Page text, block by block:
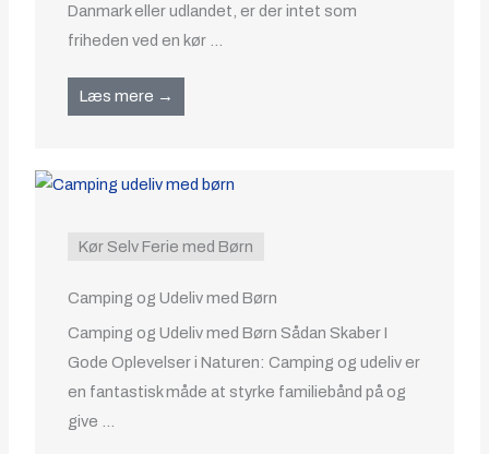
Danmark eller udlandet, er der intet som
friheden ved en kør ...
Læs mere →
Kør Selv Ferie med Børn
Camping og Udeliv med Børn
Camping og Udeliv med Børn Sådan Skaber I
Gode Oplevelser i Naturen: Camping og udeliv er
en fantastisk måde at styrke familiebånd på og
give ...